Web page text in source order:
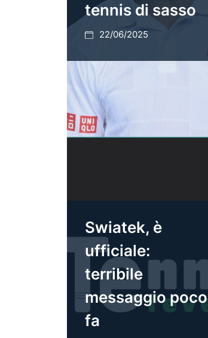
tennis di sasso
22/06/2025
Swiatek, è
ufficiale:
terribile
messaggio poco
fa